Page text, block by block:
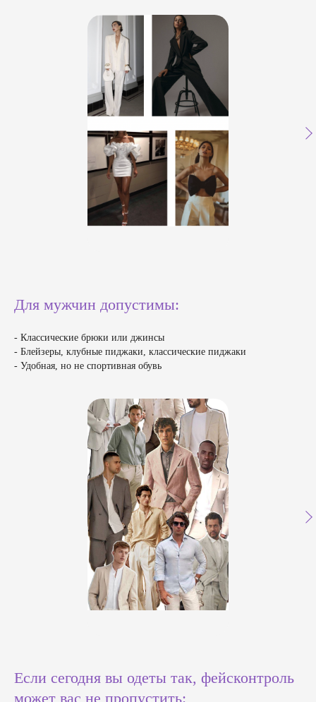
Для мужчин допустимы:
- Классические брюки или джинсы
- Блейзеры, клубные пиджаки, классические пиджаки
- Удобная, но не спортивная обувь
Если сегодня вы одеты так, фейсконтроль
может вас не пропустить: